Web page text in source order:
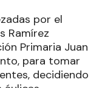
por el
Ramírez
Primaria Juan
para tomar
decidiendo